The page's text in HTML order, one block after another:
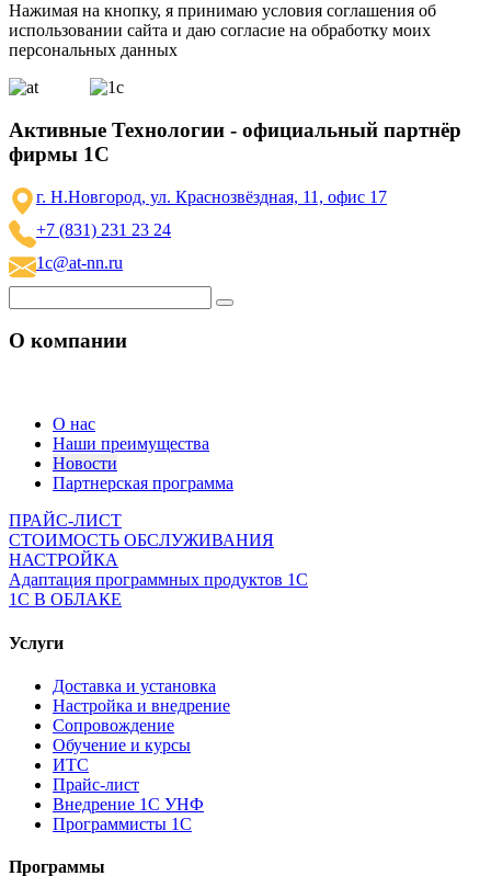
Нажимая на кнопку, я принимаю условия соглашения об
использовании сайта и даю согласие на обработку моих
персональных данных
Активные Технологии - официальный партнёр
фирмы 1С
г. Н.Новгород, ул. Краснозвёздная, 11, офис 17
+7 (831) 231 23 24
1c@at-nn.ru
О компании
О нас
Наши преимущества
Новости
Партнерская программа
ПРАЙС-ЛИСТ
СТОИМОСТЬ ОБСЛУЖИВАНИЯ
НАСТРОЙКА
Адаптация программных продуктов 1С
1С В ОБЛАКЕ
Услуги
Доставка и установка
Настройка и внедрение
Сопровождение
Обучение и курсы
ИТС
Прайс-лист
Внедрение 1С УНФ
Программисты 1С
Программы